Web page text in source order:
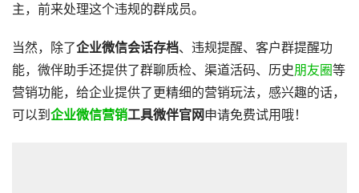
主，前来处理这个违规的群成员。
当然，除了企业微信会话存档、违规提醒、客户群提醒功
能，微伴助手还提供了群聊质检、渠道活码、历史朋友圈等
营销功能，给企业提供了更精细的营销玩法，感兴趣的话，
可以到 企业微信营销工具微伴官网申请免费试用哦！